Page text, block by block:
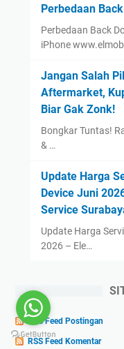
Perbedaan
Perbedaan Back
iPhone
Jangan Salah
Aftermarket,
Biar Gak Zonk!
Bongkar Tuntas!
& …
Update Harga
Device Juni
Service
Update Harga
2026 – Ele…
RSS Feed Postingan
RSS Feed Komentar